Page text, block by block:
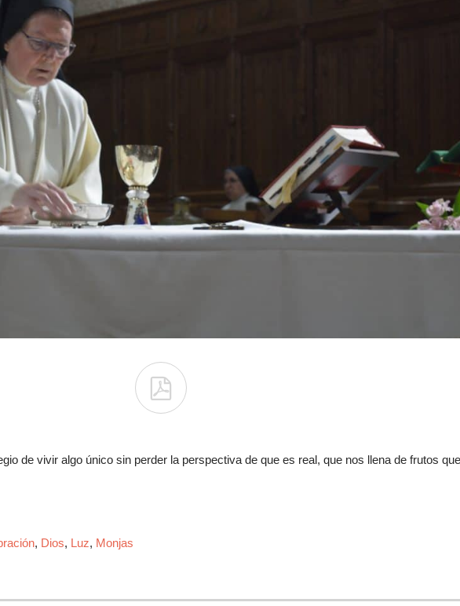

de vivir algo único sin perder la perspectiva de que es real, que nos llena de frutos que
, Dios, Luz, Monjas